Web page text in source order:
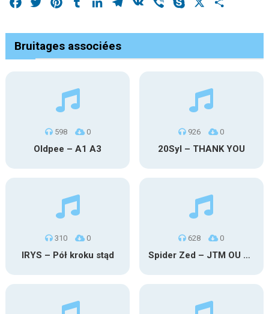
Bruitages associées
598 0
Oldpee – A1 A3
926 0
20Syl – THANK YOU
310 0
IRYS – Pół kroku stąd
628 0
Spider Zed – JTM OU TG